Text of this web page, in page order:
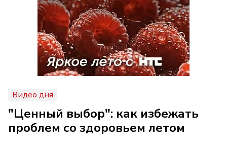
Видео дня
"Ценный выбор": как избежать
проблем со здоровьем летом